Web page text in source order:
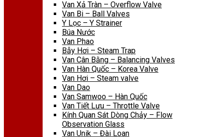
Van Xả Tràn – Overflow Valve
Van Bi – Ball Valves
Y Lọc – Y Strainer
Búa Nước
Van Phao
Bẫy Hơi – Steam Trap
Van Cân Bằng – Balancing Valves
Van Hàn Quốc – Korea Valve
Van Hơi – Steam valve
Van Dao
Van Samwoo – Hàn Quốc
Van Tiết Lưu – Throttle Valve
Kính Quan Sát Dòng Chảy – Flow
Observation Glass
Van Unik – Đài Loan